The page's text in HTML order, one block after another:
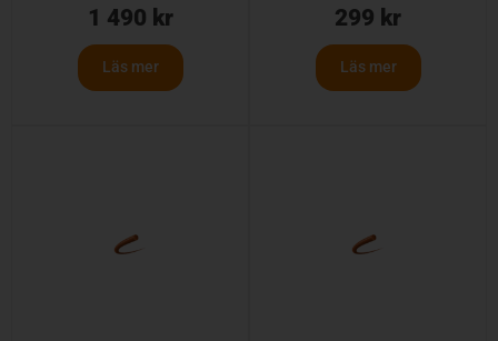
1 490 kr
Läs mer
299 kr
Läs mer